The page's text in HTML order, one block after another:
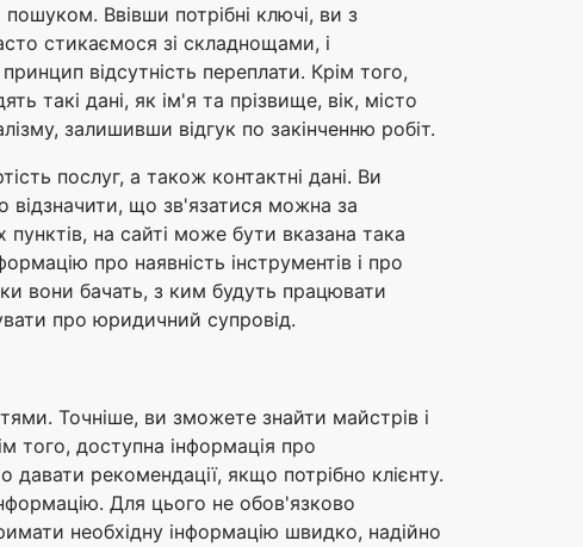
Ввівши потрібні ключі, ви з
стикаємося зі складнощами, і
відсутність переплати. Крім того,
такі дані, як ім'я та прізвище, вік, місто
залишивши відгук по закінченню робіт.
послуг, а також контактні дані. Ви
відзначити, що зв'язатися можна за
на сайті може бути вказана така
про наявність інструментів і про
вони бачать, з ким будуть працювати
про юридичний супровід.
Точніше, ви зможете знайти майстрів і
того, доступна інформація про
давати рекомендації, якщо потрібно клієнту.
Для цього не обов'язково
необхідну інформацію швидко, надійно